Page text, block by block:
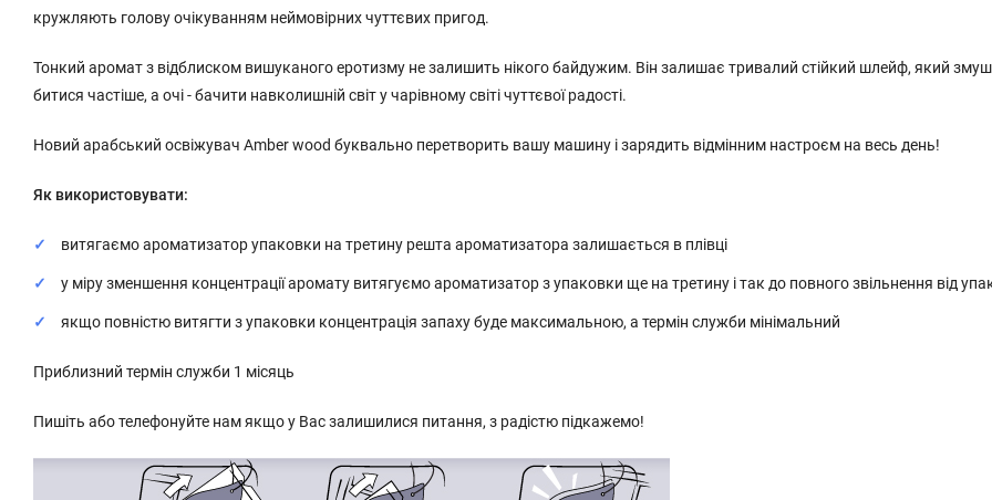
кружляють голову очікуванням неймовірних чуттєвих пригод.
Тонкий аромат з відблиском вишуканого еротизму не залишить нікого байдужим. Він залишає тривалий стійкий шлейф, який
битися частіше, а очі - бачити навколишній світ у чарівному світі чуттєвої радості.
Новий арабський освіжувач Amber wood буквально перетворить вашу машину і зарядить відмінним настроєм на весь день!
Як використовувати:
витягаємо ароматизатор упаковки на третину решта ароматизатора залишається в плівці
у міру зменшення концентрації аромату витягуємо ароматизатор з упаковки ще на третину і так до повного звільнення від
якщо повністю витягти з упаковки концентрація запаху буде максимальною, а термін служби мінімальний
Приблизний термін служби 1 місяць
Пишіть або телефонуйте нам якщо у Вас залишилися питання, з радістю підкажемо!